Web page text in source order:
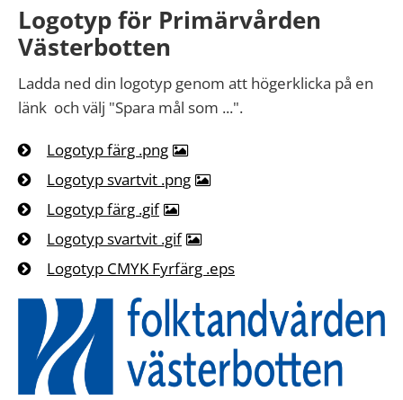
Logotyp för Primärvården
Västerbotten
Ladda ned din logotyp genom att högerklicka på en
länk och välj "Spara mål som ...".
Logotyp färg .png
Logotyp svartvit .png
Logotyp färg .gif
Logotyp svartvit .gif
Logotyp CMYK Fyrfärg .eps